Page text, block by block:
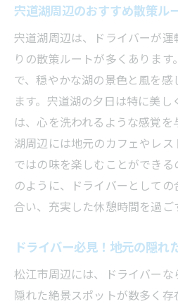
地域の自然保護活動の
ドライバーが参加で
自然保護活動のメリ
活動を通じて地元コ
環境に優しいドライ
自然保護活動がもた
ドライバーのリフレッシ
然環境
松江市の自然環境を
心を癒す自然の音と
自然との触れ合いが
効果
宍道湖周辺のおすすめ散策ル
宍道湖周辺は、ドライバーが
りの散策ルートが多くありま
で、穏やかな湖の景色と風を
ます。宍道湖の夕日は特に美
は、心を洗われるような感覚を
湖周辺には地元のカフェやレ
ではの味を楽しむことができる
のように、ドライバーとして
合い、充実した休憩時間を過ご
ドライバー必見！地元の隠れ
松江市周辺には、ドライバー
隠れた絶景スポットが数多く